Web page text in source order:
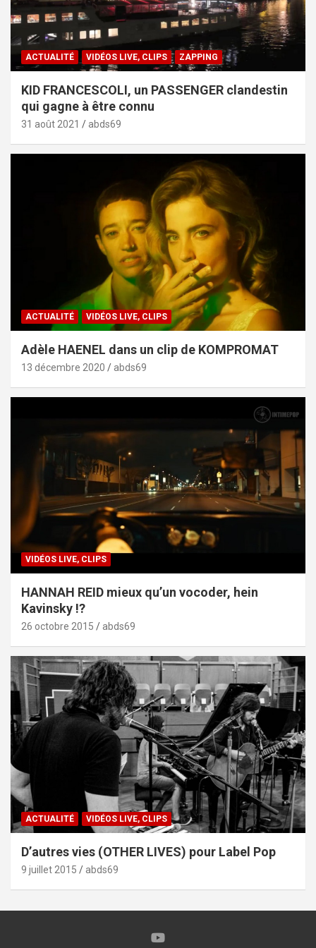
ACTUALITÉ VIDÉOS LIVE, CLIPS ZAPPING
KID FRANCESCOLI, un PASSENGER clandestin
qui gagne à être connu
31 août 2021 abds69
ACTUALITÉ VIDÉOS LIVE, CLIPS
Adèle HAENEL dans un clip de KOMPROMAT
13 décembre 2020 abds69
VIDÉOS LIVE, CLIPS
HANNAH REID mieux qu’un vocoder, hein
Kavinsky !?
26 octobre 2015 abds69
ACTUALITÉ VIDÉOS LIVE, CLIPS
D’autres vies (OTHER LIVES) pour Label Pop
9 juillet 2015 abds69